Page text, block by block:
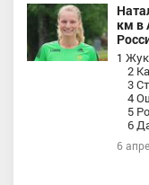
км в
1
2
3
4
5
6
6